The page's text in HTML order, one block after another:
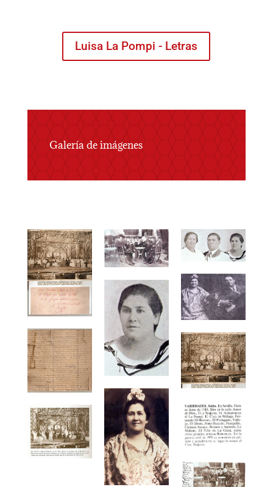
Luisa La Pompi - Letras
Galería de imágenes